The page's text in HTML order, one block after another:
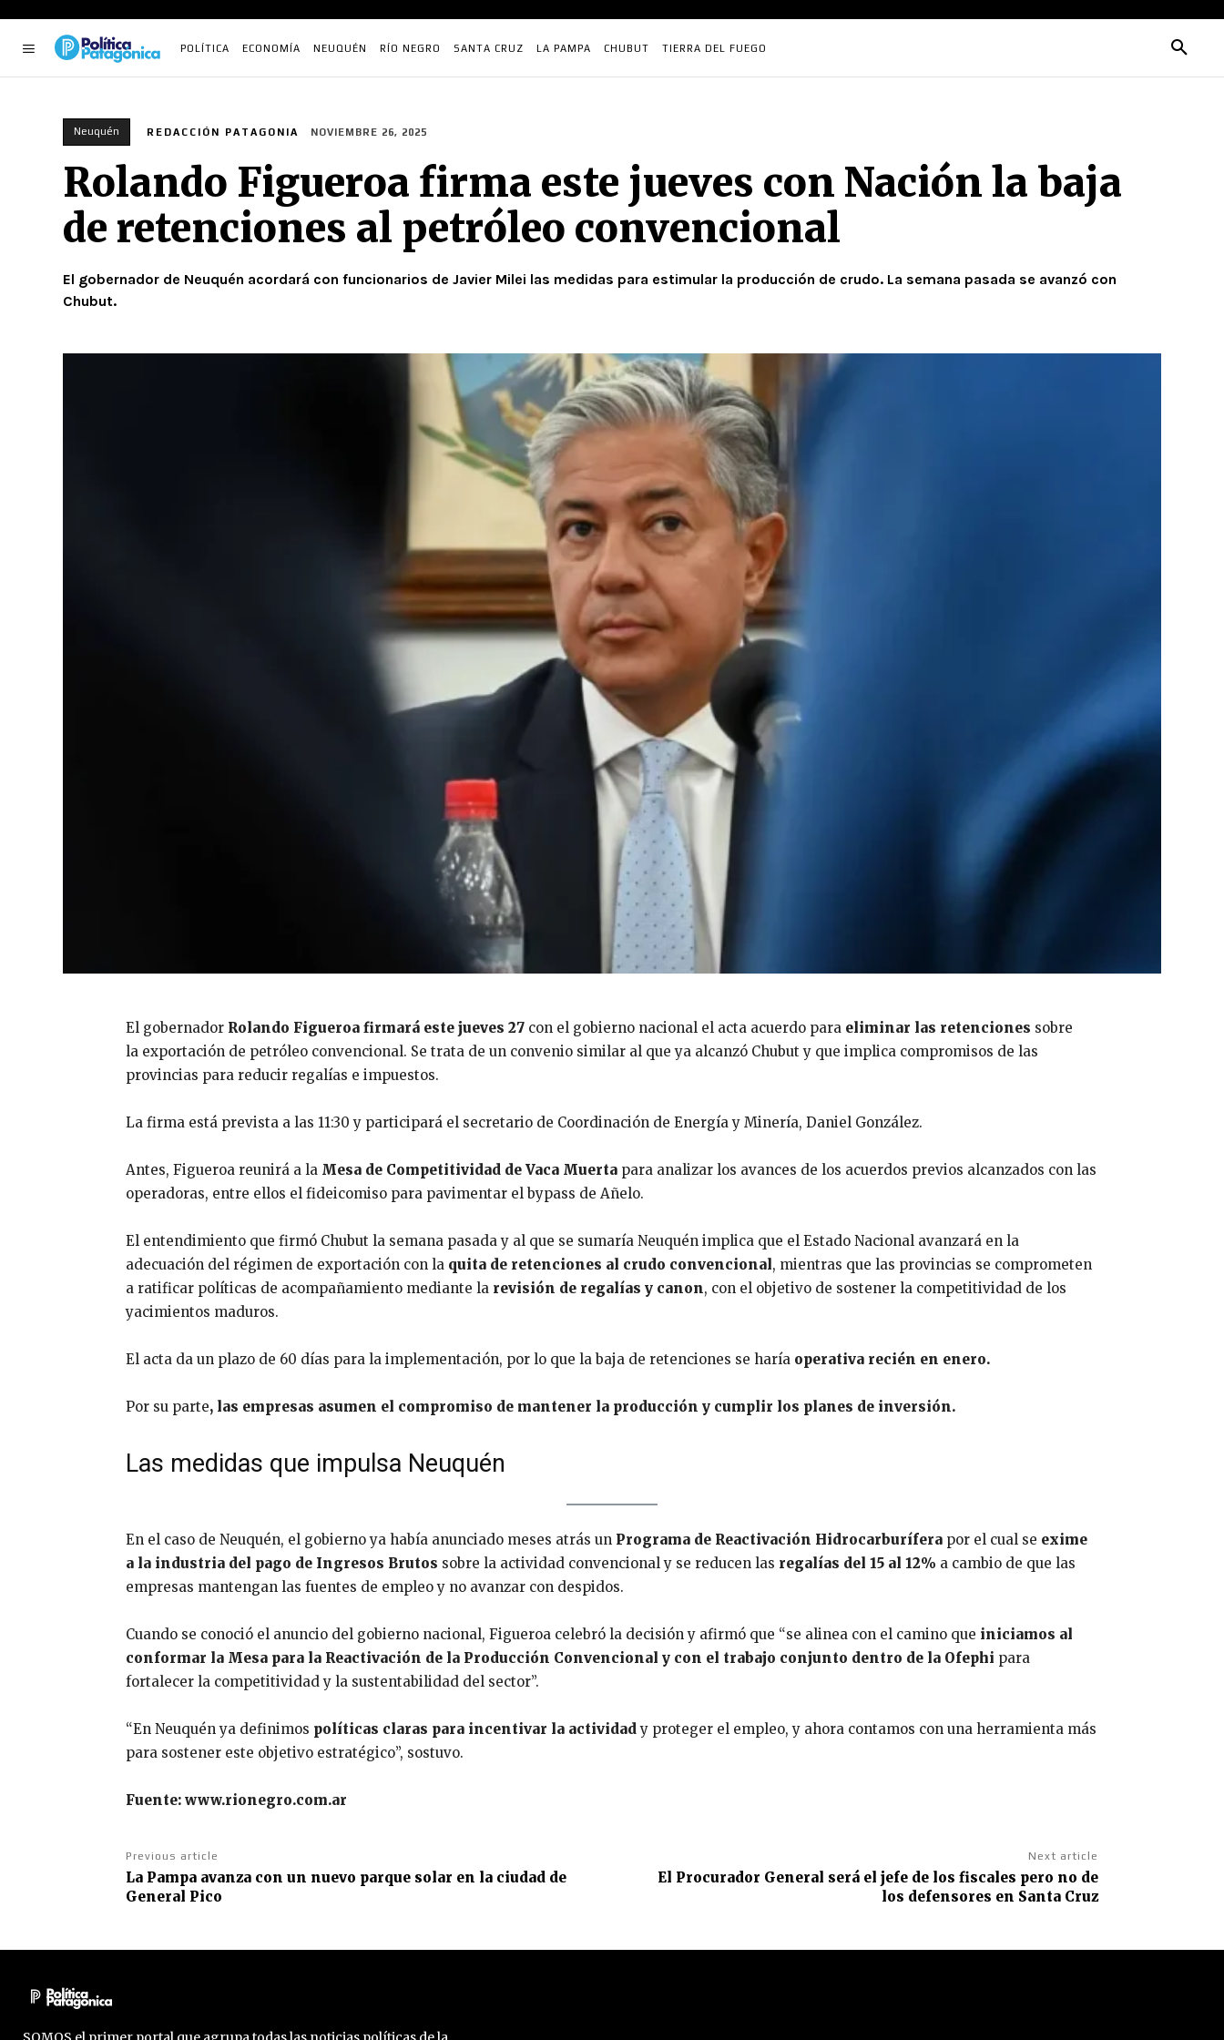
POLÍTICA ECONOMÍA NEUQUÉN RÍO NEGRO SANTA CRUZ LA PAMPA CHUBUT TIERRA DEL FUEGO
Neuquén REDACCIÓN PATAGONIA NOVIEMBRE 26, 2025
Rolando Figueroa firma este jueves con Nación la baja
de retenciones al petróleo convencional
El gobernador de Neuquén acordará con funcionarios de Javier Milei las medidas para estimular la producción de crudo. La semana pasada se avanzó con
Chubut.
El gobernador Rolando Figueroa firmará este jueves 27 con el gobierno nacional el acta acuerdo para eliminar las retenciones sobre
la exportación de petróleo convencional. Se trata de un convenio similar al que ya alcanzó Chubut y que implica compromisos de las
provincias para reducir regalías e impuestos.
La firma está prevista a las 11:30 y participará el secretario de Coordinación de Energía y Minería, Daniel González.
Antes, Figueroa reunirá a la Mesa de Competitividad de Vaca Muerta para analizar los avances de los acuerdos previos alcanzados con las
operadoras, entre ellos el fideicomiso para pavimentar el bypass de Añelo.
El entendimiento que firmó Chubut la semana pasada y al que se sumaría Neuquén implica que el Estado Nacional avanzará en la
adecuación del régimen de exportación con la quita de retenciones al crudo convencional, mientras que las provincias se comprometen
a ratificar políticas de acompañamiento mediante la revisión de regalías y canon, con el objetivo de sostener la competitividad de los
yacimientos maduros.
El acta da un plazo de 60 días para la implementación, por lo que la baja de retenciones se haría operativa recién en enero.
Por su parte, las empresas asumen el compromiso de mantener la producción y cumplir los planes de inversión.
Las medidas que impulsa Neuquén
En el caso de Neuquén, el gobierno ya había anunciado meses atrás un Programa de Reactivación Hidrocarburífera por el cual se exime
a la industria del pago de Ingresos Brutos sobre la actividad convencional y se reducen las regalías del 15 al 12% a cambio de que las
empresas mantengan las fuentes de empleo y no avanzar con despidos.
Cuando se conoció el anuncio del gobierno nacional, Figueroa celebró la decisión y afirmó que “se alinea con el camino que iniciamos al
conformar la Mesa para la Reactivación de la Producción Convencional y con el trabajo conjunto dentro de la Ofephi para
fortalecer la competitividad y la sustentabilidad del sector”.
“En Neuquén ya definimos políticas claras para incentivar la actividady proteger el empleo, y ahora contamos con una herramienta más
para sostener este objetivo estratégico”, sostuvo.
Fuente: www.rionegro.com.ar
Previous article
La Pampa avanza con un nuevo parque solar en la ciudad de
General Pico
Next article
El Procurador General será el jefe de los fiscales pero no de
los defensores en Santa Cruz